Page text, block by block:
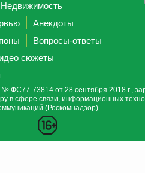
Недвижимость
Анекдоты
Вопросы-ответы
сюжеты
ФС77-73814 от 28 сентября 2018 г.,
в сфере связи, информационных
(Роскомнадзор).